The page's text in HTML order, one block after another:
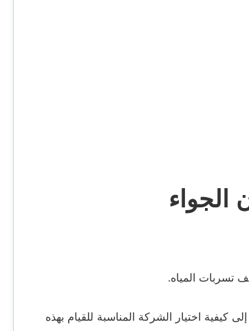
المياه.
كيفية اختيار الشركة المناسبة للقيام بهذه